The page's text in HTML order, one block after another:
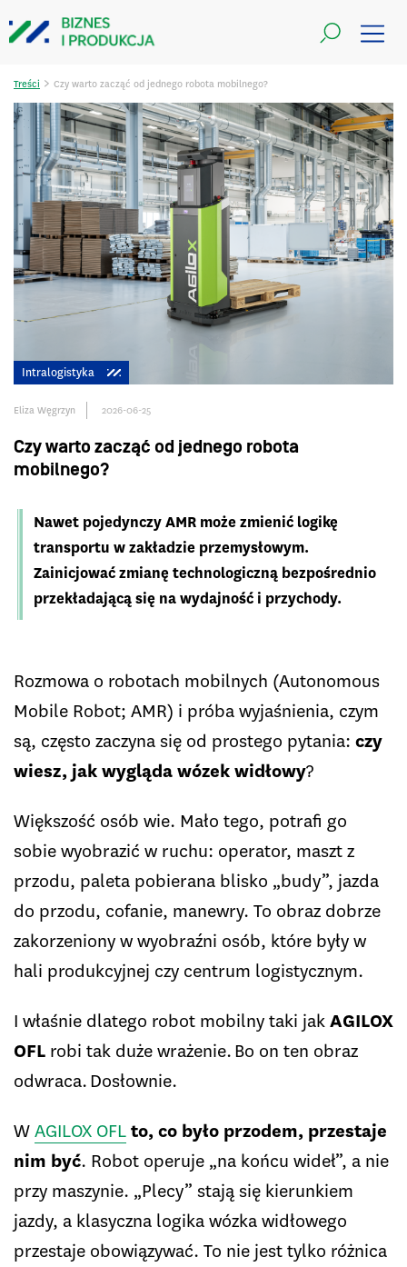
Treści > Czy warto zacząć od jednego robota mobilnego?
Intralogistyka
Eliza Węgrzyn 2026-06-25
Czy warto zacząć od jednego robota
mobilnego?
Nawet pojedynczy AMR może zmienić logikę
transportu w zakładzie przemysłowym.
Zainicjować zmianę technologiczną bezpośrednio
przekładającą się na wydajność i przychody.
Rozmowa o robotach mobilnych (Autonomous
Mobile Robot; AMR) i próba wyjaśnienia, czym
są, często zaczyna się od prostego pytania: czy
wiesz, jak wygląda wózek widłowy?
Większość osób wie. Mało tego, potrafi go
sobie wyobrazić w ruchu: operator, maszt z
przodu, paleta pobierana blisko „budy”, jazda
do przodu, cofanie, manewry. To obraz dobrze
zakorzeniony w wyobraźni osób, które były w
hali produkcyjnej czy centrum logistycznym.
I właśnie dlatego robot mobilny taki jakAGILOX
OFL robi tak duże wrażenie. Bo on ten obraz
odwraca. Dosłownie.
WAGILOX OFLto, co było przodem, przestaje
nim być. Robot operuje „na końcu wideł”, a nie
przy maszynie. „Plecy” stają się kierunkiem
jazdy, a klasyczna logika wózka widłowego
przestaje obowiązywać. To nie jest tylko różnica